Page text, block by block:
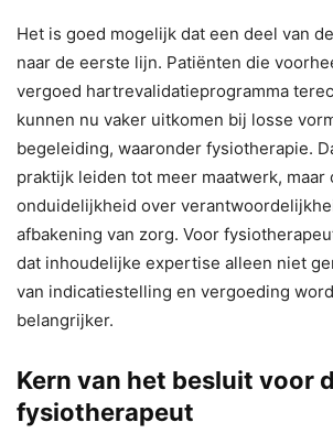
Het is goed mogelijk dat een deel van
naar de eerste lijn. Patiënten die
vergoed hartrevalidatieprogramma
kunnen nu vaker uitkomen bij losse
begeleiding, waaronder fysiotherapie.
praktijk leiden tot meer maatwerk, maar
onduidelijkheid over
afbakening van zorg. Voor
dat inhoudelijke expertise alleen niet
van indicatiestelling en vergoeding
belangrijker.
Kern van het besluit voor
fysiotherapeut